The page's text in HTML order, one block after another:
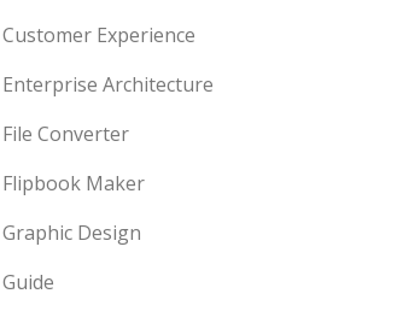
Customer Experience
Enterprise Architecture
File Converter
Flipbook Maker
Graphic Design
Guide